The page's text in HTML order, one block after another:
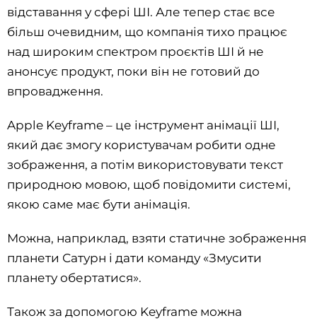
відставання у сфері ШІ. Але тепер стає все
більш очевидним, що компанія тихо працює
над широким спектром проєктів ШІ й не
анонсує продукт, поки він не готовий до
впровадження.
Apple Keyframe – це інструмент анімації ШІ,
який дає змогу користувачам робити одне
зображення, а потім використовувати текст
природною мовою, щоб повідомити системі,
якою саме має бути анімація.
Можна, наприклад, взяти статичне зображення
планети Сатурн і дати команду «Змусити
планету обертатися».
Також за допомогою Keyframe можна